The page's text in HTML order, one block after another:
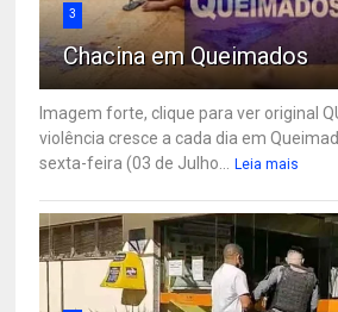
3
Chacina em Queimados
Imagem forte, clique para ver original
violência cresce a cada dia em
sexta-feira (03 de Julho...
Leia mais